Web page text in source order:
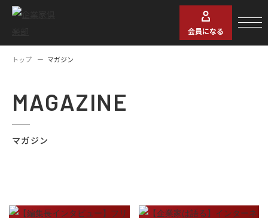
会員になる
トップ マガジン
MAGAZINE
マガジン